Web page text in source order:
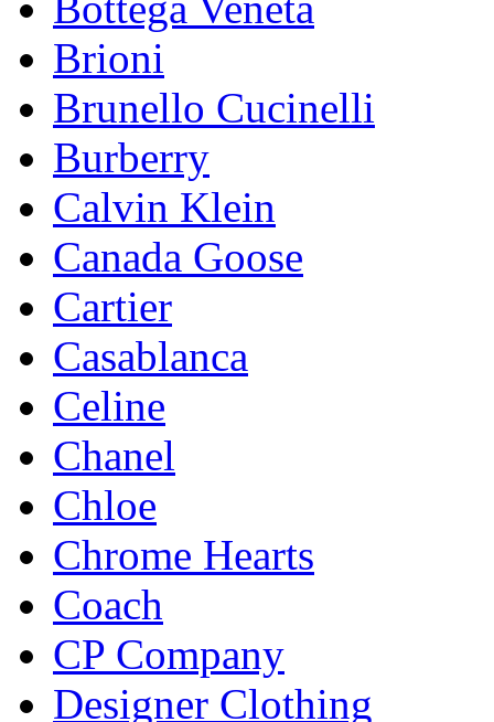
Brioni
Brunello Cucinelli
Burberry
Calvin Klein
Canada Goose
Cartier
Casablanca
Celine
Chanel
Chloe
Chrome Hearts
Coach
CP Company
Designer Clothing